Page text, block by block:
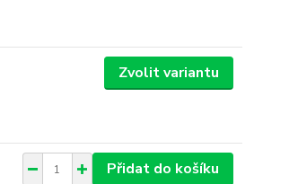
Zvolit variantu
Přidat do košíku